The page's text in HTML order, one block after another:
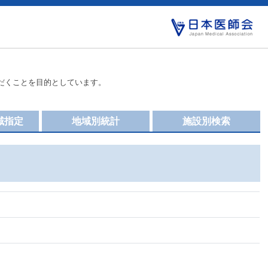
ことを目的としています。
施設別検索
地域別統計
指定